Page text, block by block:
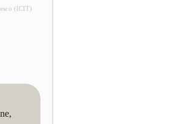
(ICIT)